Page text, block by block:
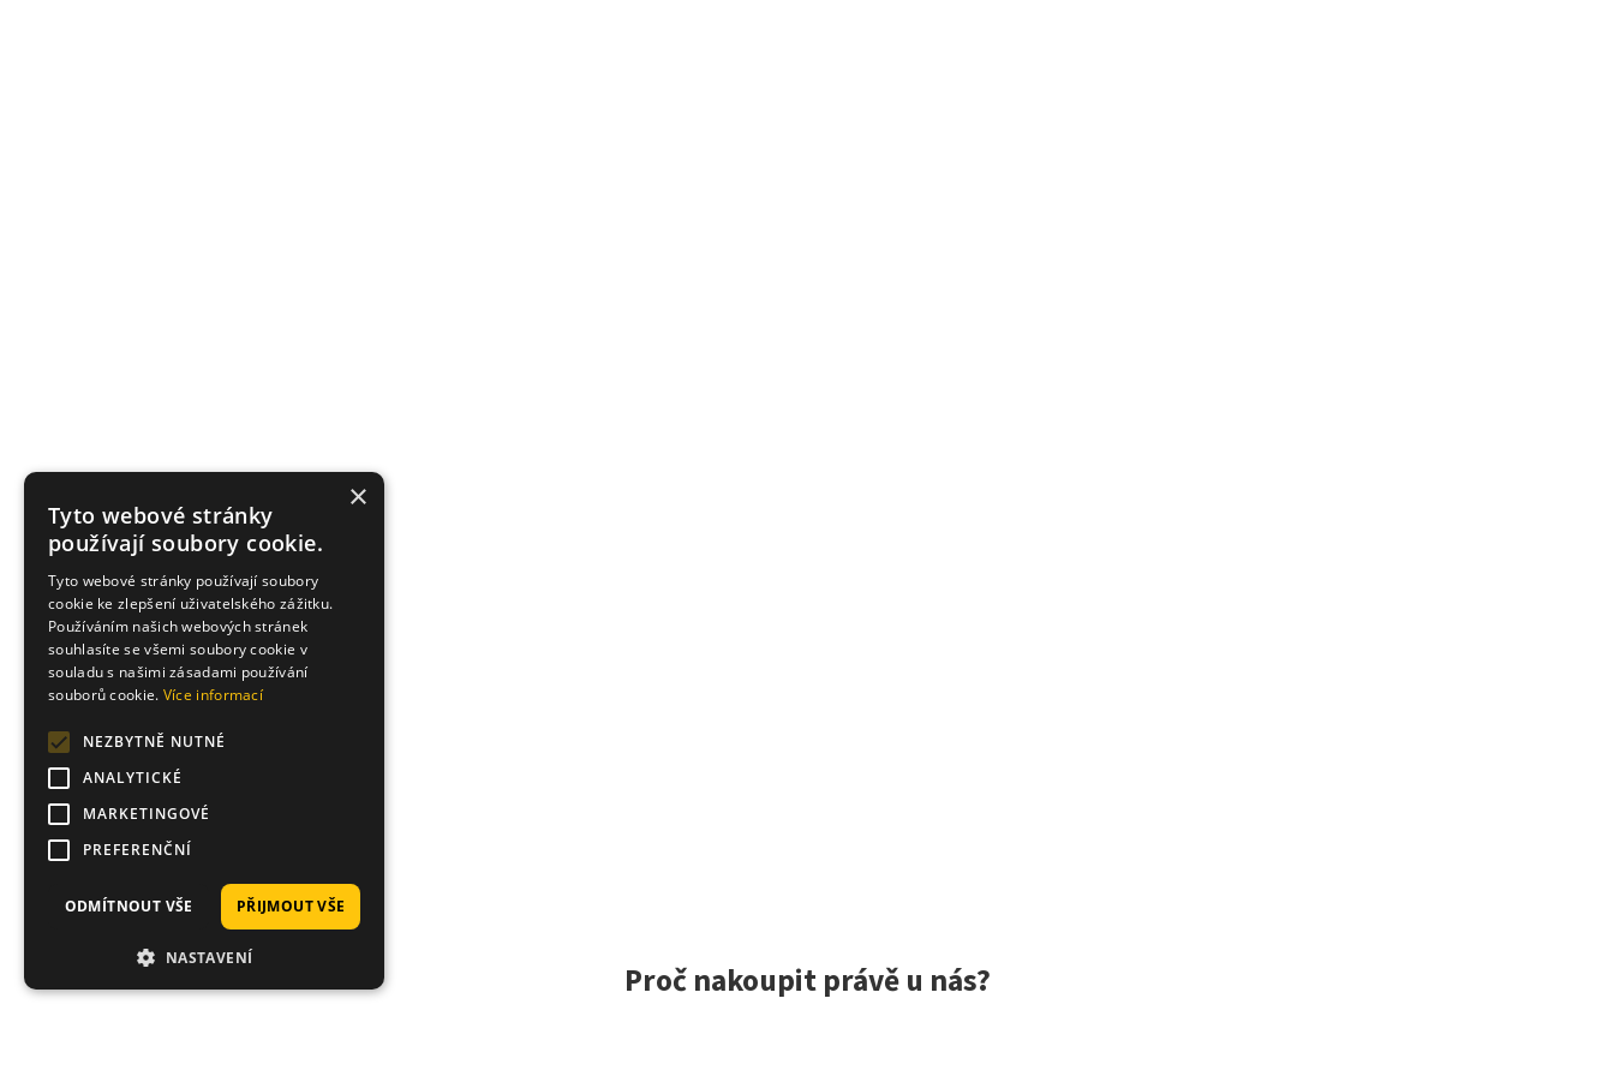
Proč nakoupit právě u nás?
×
Tyto webové stránky
používají soubory cookie.
Tyto webové stránky používají soubory
cookie ke zlepšení uživatelského zážitku.
Používáním našich webových stránek
souhlasíte se všemi soubory cookie v
souladu s našimi zásadami používání
souborů cookie. Více informací
NEZBYTNĚ NUTNÉ
ANALYTICKÉ
MARKETINGOVÉ
PREFERENČNÍ
PŘIJMOUT VŠE
ODMÍTNOUT VŠE
NASTAVENÍ